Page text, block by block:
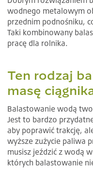
wodnego metalowym
przednim podnośniku,
Taki kombinowany
pracę dla rolnika.
Ten rodzaj
masę
Balastowanie wodą
Jest to bardzo
aby poprawić trakcję,
wyższe zużycie paliwa
musisz jeździć z wodą
których balastowanie